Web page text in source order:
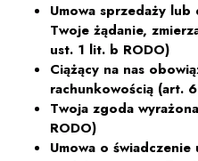
Umowa sprzedaży lub
Twoje żądanie,
ust. 1 lit. b RODO)
Ciążący na nas
rachunkowością (art.
Twoja zgoda
RODO)
Umowa o świadczenie